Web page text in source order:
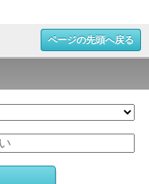
ページの先頭へ戻る